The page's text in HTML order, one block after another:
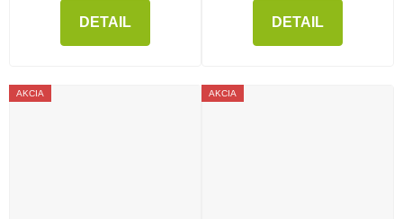
DETAIL DETAIL
AKCIA AKCIA